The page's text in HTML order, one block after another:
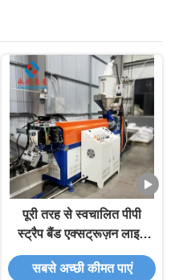
पूरी तरह से स्वचालित पीपी
स्ट्रैप बैंड एक्सट्रूज़न लाइन
पैकेजिंग के लिए सहिष्णुता ±
0.03 मिमी
सबसे अच्छी कीमत पाएं